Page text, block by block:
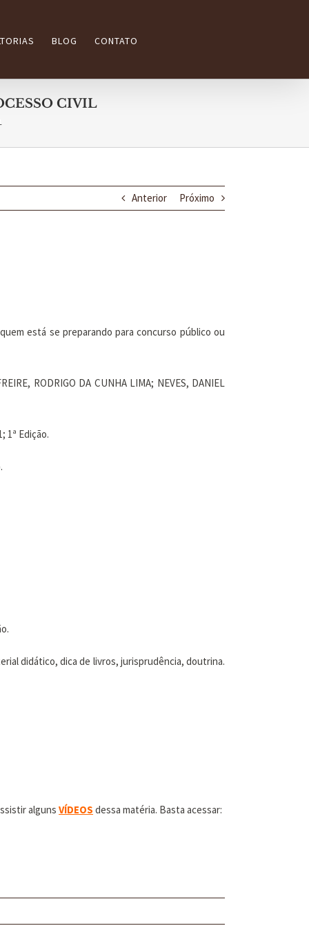
BLOG CONTATO
CIVIL
Anterior Próximo
está se preparando para concurso público ou
RODRIGO DA CUNHA LIMA; NEVES, DANIEL
1ª Edição.
didático, dica de livros, jurisprudência, doutrina.
alguns VÍDEOS dessa matéria. Basta acessar: